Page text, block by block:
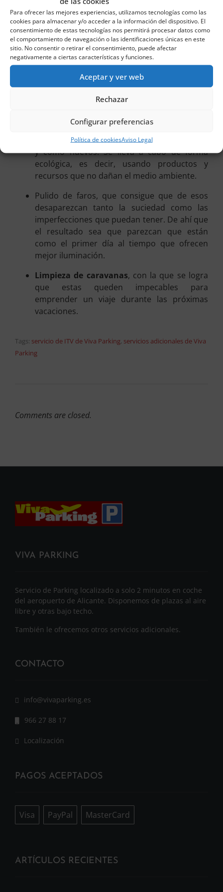
Para ofrecer las mejores experiencias, utilizamos tecnologías como las
cookies para almacenar y/o acceder a la información del dispositivo. El
consentimiento de estas tecnologías nos permitirá procesar datos como
el comportamiento de navegación o las identificaciones únicas en este
sitio. No consentir o retirar el consentimiento, puede afectar
negativamente a ciertas características y funciones.
Aceptar y ver web
Rechazar
Configurar preferencias
Política de cookiesAviso Legal
cubrir sus necesidades y, además, en hacerlo a
unosprecios realmente asequibles. Sí, porque
somos conscientes de que la realidad social y
económica de nuestro país atraviesa un momento
complicado por la pandemia.
Precisamente por ese mismo objetivo, también
contamos con otros servicios adicionales muy
interesantes que debes conocer. Son los
Limpieza interior y exterior de coches
pro de que estos luzcan radiantes, perfectos
y como nuevos. Se lleva a cabo de forma
ecológica, es decir, usando productos y
recursos que no dañan el medio ambiente.
Pulido de faros, que consigue que de esos
desaparezcan tanto la suciedad como las
imperfecciones que puedan tener. De ahí que
el resultado sea que parezcan que están
como el primer día al tiempo que ofrecen
mejor iluminación.
Limpieza de caravanas, con la que se logra
que estas queden impecables para
emprender un viaje durante las próximas
vacaciones.
Tags: servicio de ITV de Viva Parking, servicios adicionales de Viva
Parking
Comments are closed.
VIVA PARKING
Servicio de Parking localizado a solo 2 minutos en coche
del aeropuerto de Alicante. Disponemos de plazas al aire
libre y otras bajo techo.
También le ofrecemos otros servicios adicionales.
CONTACTO
info@vivaparking.es
966 27 88 17
Localización
PAGOS ACEPTADOS
Visa PayPal MasterCard
ARTÍCULOS RECIENTES